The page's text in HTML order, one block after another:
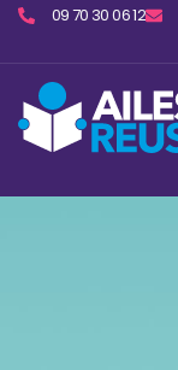
09 70 30 06 12